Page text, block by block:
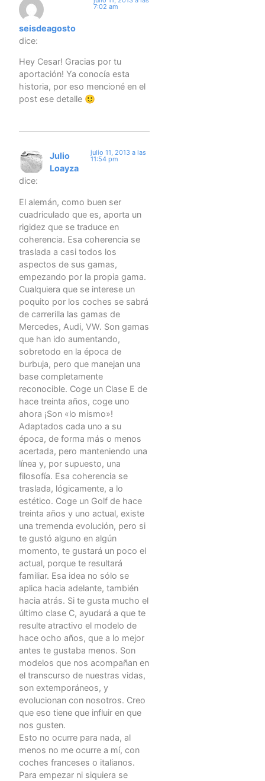
seisdeagosto
dice:
7:02 am
Hey Cesar! Gracias por tu
aportación! Ya conocía esta
historia, por eso mencioné en el
post ese detalle 🙂
Julio
Loayza
dice:
julio 11, 2013 a las
11:54 pm
El alemán, como buen ser
cuadriculado que es, aporta un
rigidez que se traduce en
coherencia. Esa coherencia se
traslada a casi todos los
aspectos de sus gamas,
empezando por la propia gama.
Cualquiera que se interese un
poquito por los coches se sabrá
de carrerilla las gamas de
Mercedes, Audi, VW. Son gamas
que han ido aumentando,
sobretodo en la época de
burbuja, pero que manejan una
base completamente
reconocible. Coge un Clase E de
hace treinta años, coge uno
ahora ¡Son «lo mismo»!
Adaptados cada uno a su
época, de forma más o menos
acertada, pero manteniendo una
línea y, por supuesto, una
filosofía. Esa coherencia se
traslada, lógicamente, a lo
estético. Coge un Golf de hace
treinta años y uno actual, existe
una tremenda evolución, pero si
te gustó alguno en algún
momento, te gustará un poco el
actual, porque te resultará
familiar. Esa idea no sólo se
aplica hacia adelante, también
hacia atrás. Si te gusta mucho el
último clase C, ayudará a que te
resulte atractivo el modelo de
hace ocho años, que a lo mejor
antes te gustaba menos. Son
modelos que nos acompañan en
el transcurso de nuestras vidas,
son extemporáneos, y
evolucionan con nosotros. Creo
que eso tiene que influir en que
nos gusten.
Esto no ocurre para nada, al
menos no me ocurre a mí, con
coches franceses o italianos.
Para empezar ni siquiera se